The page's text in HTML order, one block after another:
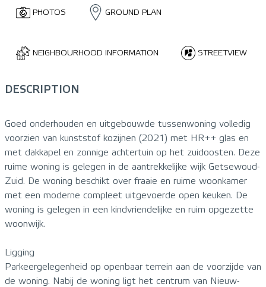
PHOTOS GROUND PLAN
NEIGHBOURHOOD INFORMATION STREETVIEW
DESCRIPTION
Goed onderhouden en uitgebouwde tussenwoning volledig
voorzien van kunststof kozijnen (2021) met HR++ glas en
met dakkapel en zonnige achtertuin op het zuidoosten. Deze
ruime woning is gelegen in de aantrekkelijke wijk Getsewoud-
Zuid. De woning beschikt over fraaie en ruime woonkamer
met een moderne compleet uitgevoerde open keuken. De
woning is gelegen in een kindvriendelijke en ruim opgezette
woonwijk.
Ligging
Parkeergelegenheid op openbaar terrein aan de voorzijde van
de woning. Nabij de woning ligt het centrum van Nieuw-